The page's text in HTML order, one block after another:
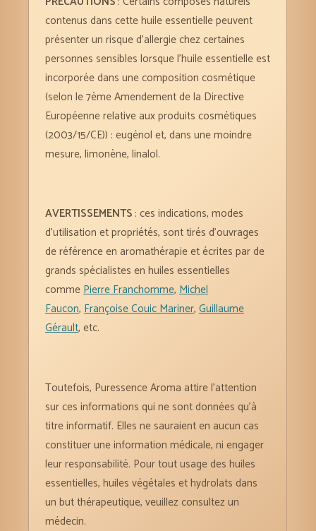
contenus dans cette huile essentielle peuvent
présenter un risque d’allergie chez certaines
personnes sensibles lorsque l’huile essentielle est
incorporée dans une composition cosmétique
(selon le 7ème Amendement de la Directive
Européenne relative aux produits cosmétiques
(2003/15/CE)) : eugénol et, dans une moindre
mesure, limonène, linalol.
AVERTISSEMENTS : ces indications, modes
d’utilisation et propriétés, sont tirés d’ouvrages
de référence en aromathérapie et écrites par de
grands spécialistes en huiles essentielles
commePierre Franchomme,Michel
Faucon,Françoise Couic Mariner,Guillaume
Gérault, etc.
Toutefois, Puressence Aroma attire l’attention
sur ces informations qui ne sont données qu’à
titre informatif. Elles ne sauraient en aucun cas
constituer une information médicale, ni engager
leur responsabilité. Pour tout usage des huiles
essentielles, huiles végétales et hydrolats dans
un but thérapeutique, veuillez consultez un
médecin.